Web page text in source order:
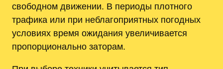
свободном движении. В периоды плотного
трафика или при неблагоприятных погодных
условиях время ожидания увеличивается
пропорционально заторам.